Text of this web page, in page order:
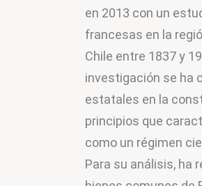
en 2013 con un
francesas en la
Chile entre 1837 y
investigación se ha
estatales en la
principios que
como un régimen
Para su análisis, ha